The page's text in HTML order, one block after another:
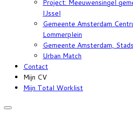
Project: Meeuwensingel
IJssel
Gemeente Amsterdam
Lommerplein
Gemeente Amsterdam,
Urban Match
Contact
Mijn CV
Mijn Total Worklist